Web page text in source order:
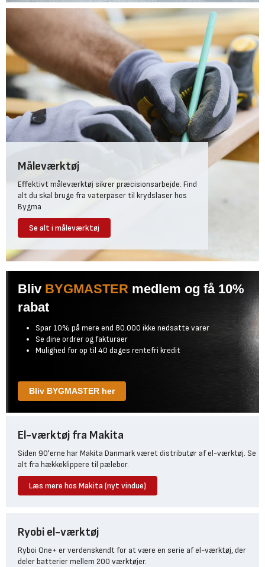
Måleværktøj
Effektivt måleværktøj sikrer præcisionsarbejde. Find
alt du skal bruge fra vaterpaser til krydslaser hos
Bygma
Se alt i måleværktøj
Bliv BYGMASTER medlem og få 10%
rabat
Spar 10% på mere end 80.000 ikke nedsatte varer
Se dine ordrer og fakturaer
Mulighed for op til 40 dages rentefri kredit
Bliv BYGMASTER her
El-værktøj fra Makita
Siden 90'erne har Makita Danmark været distributør af el-værktøj. Se
alt fra hækkeklippere til pælebor.
Læs mere hos Makita (nyt vindue)
Ryobi el-værktøj
Ryboi One+ er verdenskendt for at være en serie af el-værktøj, der
deler batterier mellem 200 værktøjer.